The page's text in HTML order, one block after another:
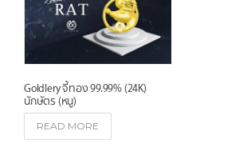
Goldlery จี้ทอง 99.99% (24K)
นักษัตร (หนู)
READ MORE